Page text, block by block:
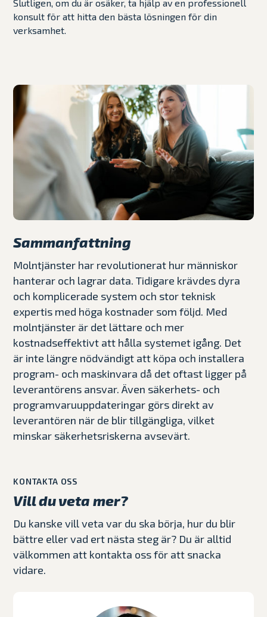
Slutligen, om du är osäker, ta hjälp av en professionell
konsult för att hitta den bästa lösningen för din
verksamhet.
Sammanfattning
Molntjänster har revolutionerat hur människor
hanterar och lagrar data. Tidigare krävdes dyra
och komplicerade system och stor teknisk
expertis med höga kostnader som följd. Med
molntjänster är det lättare och mer
kostnadseffektivt att hålla systemet igång. Det
är inte längre nödvändigt att köpa och installera
program- och maskinvara då det oftast ligger på
leverantörens ansvar. Även säkerhets- och
programvaruuppdateringar görs direkt av
leverantören när de blir tillgängliga, vilket
minskar säkerhetsriskerna avsevärt.
KONTAKTA OSS
Vill du veta mer?
Du kanske vill veta var du ska börja, hur du blir
bättre eller vad ert nästa steg är? Du är alltid
välkommen att kontakta oss för att snacka
vidare.